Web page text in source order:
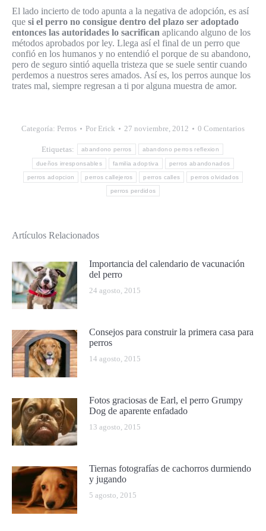
El lado incierto de todo apunta a la negativa de adopción, es así
que si el perro no consigue dentro del plazo ser adoptado
entonces las autoridades lo sacrifican aplicando alguno de los
métodos aprobados por ley. Llega así el final de un perro que
confió en los humanos y no entendió el porque de su abandono,
pero de seguro sintió aquella tristeza que se suele sentir cuando
perdemos a nuestros seres amados. Así es, los perros aunque los
trates mal, siempre regresan a ti por alguna muestra de amor.
Categoría: Perros Por Erick 27 noviembre, 2012 0 Comentarios
Etiquetas: abandono perros abandono perros reflexion
dueños irresponsables familia adoptiva perros abandonados
perros adopcion perros callejeros perros calles perros olvidados
perros perdidos
Artículos Relacionados
Importancia del calendario de vacunación
del perro
24 agosto, 2015
Consejos para construir la primera casa para
perros
14 agosto, 2015
Fotos graciosas de Earl, el perro Grumpy
Dog de aparente enfadado
13 agosto, 2015
Tiernas fotografías de cachorros durmiendo
y jugando
5 agosto, 2015